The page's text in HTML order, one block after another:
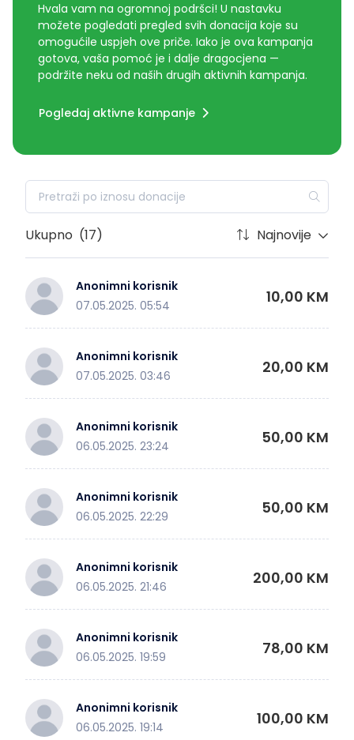
Hvala vam na ogromnoj podršci! U nastavku
možete pogledati pregled svih donacija koje su
omogućile uspjeh ove priče. Iako je ova kampanja
gotova, vaša pomoć je i dalje dragocjena —
podržite neku od naših drugih aktivnih kampanja.
Pogledaj aktivne kampanje
Ukupno (17) Najnovije
Anonimni korisnik
07.05.2025. 05:54
10,00 KM
Anonimni korisnik
07.05.2025. 03:46
20,00 KM
Anonimni korisnik
06.05.2025. 23:24
50,00 KM
Anonimni korisnik
06.05.2025. 22:29
50,00 KM
Anonimni korisnik
06.05.2025. 21:46
200,00 KM
Anonimni korisnik
06.05.2025. 19:59
78,00 KM
Anonimni korisnik
06.05.2025. 19:14
100,00 KM